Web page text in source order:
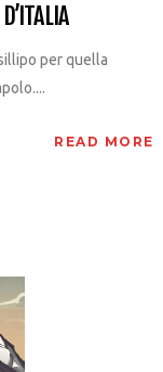
per quella
READ MORE